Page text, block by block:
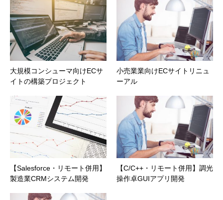
大規模コンシューマ向けECサ
イトの構築プロジェクト
小売業業向けECサイトリニュ
ーアル
【Salesforce・リモート併用】
製造業CRMシステム開発
【C/C++・リモート併用】調光
操作卓GUIアプリ開発